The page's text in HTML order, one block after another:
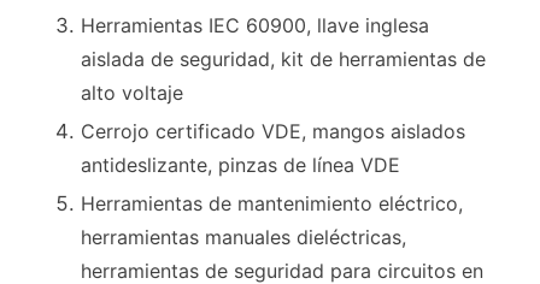
Herramientas IEC 60900, llave inglesa
aislada de seguridad, kit de herramientas de
alto voltaje
Cerrojo certificado VDE, mangos aislados
antideslizante, pinzas de línea VDE
Herramientas de mantenimiento eléctrico,
herramientas manuales dieléctricas,
herramientas de seguridad para circuitos en